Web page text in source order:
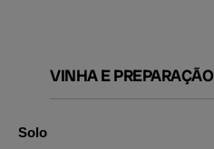
VINHA E PREPARAÇÃO
Solo